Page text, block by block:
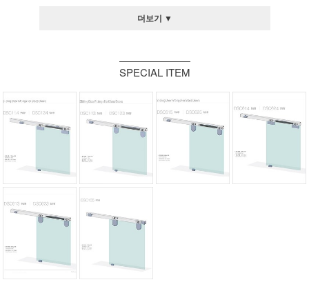
더보기 ▼
SPECIAL ITEM